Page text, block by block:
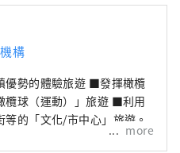
構
優勢的體驗旅遊 ■發揮橄欖
欖球（運動）」旅遊 ■利用
的「文化/市中心」旅遊。
more